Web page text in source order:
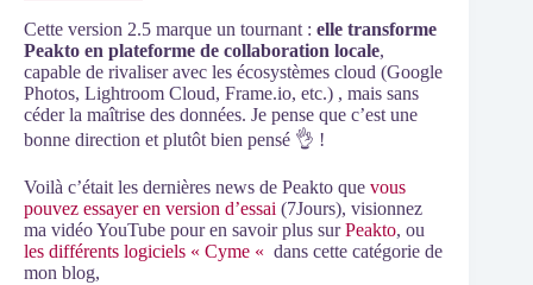
Cette version 2.5 marque un tournant : elle transforme
Peakto en plateforme de collaboration locale,
capable de rivaliser avec les écosystèmes cloud (Google
Photos, Lightroom Cloud, Frame.io, etc.) , mais sans
céder la maîtrise des données. Je pense que c’est une
bonne direction et plutôt bien pensé 👌 !
Voilà c’était les dernières news de Peakto que vous
pouvez essayer en version d’essai (7Jours), visionnez
ma vidéo YouTube pour en savoir plus surPeakto, ou
les différents logiciels « Cyme « dans cette catégorie de
mon blog,